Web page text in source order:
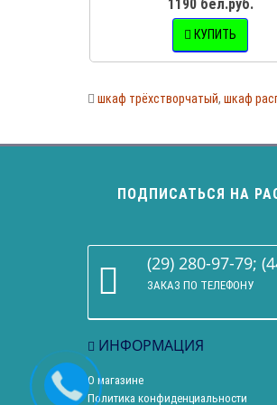
1190 бел.руб.
КУПИТЬ
шкаф трёхстворчатый, шкаф
ПОДПИСАТЬСЯ НА
(29) 280-97-79;
ЗАКАЗ ПО ТЕЛЕФОНУ
ИНФОРМАЦИЯ
О магазине
Политика конфиденциальности